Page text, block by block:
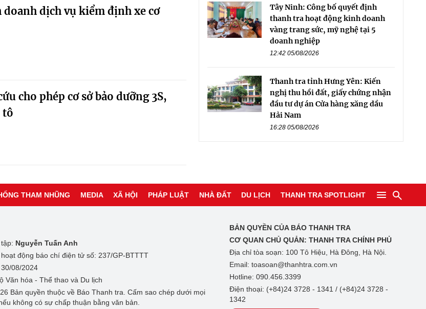
dịch vụ kiểm định xe cơ
cho phép cơ sở bảo dưỡng 3S,
tô
Tây Ninh: Công bố quyết định
thanh tra hoạt động kinh doanh
vàng trang sức, mỹ nghệ tại 5
doanh nghiệp
12:42 05/08/2026
Thanh tra tỉnh Hưng Yên: Kiến
nghị thu hồi đất, giấy chứng nhận
đầu tư dự án Cửa hàng xăng dầu
Hải Nam
16:28 05/08/2026
THAM NHŨNG MEDIA XÃ HỘI PHÁP LUẬT NHÀ ĐẤT DU LỊCH THANH TRA SPOTLIGHT
Nguyễn Tuấn Anh
động báo chí điện tử số: 237/GP-BTTTT
08/2024
Văn hóa - Thể thao và Du lịch
Bản quyền thuộc về Báo Thanh tra. Cấm sao chép dưới mọi
không có sự chấp thuận bằng văn bản.
BẢN QUYỀN CỦA BÁO THANH TRA
CƠ QUAN CHỦ QUẢN: THANH TRA CHÍNH PHỦ
Địa chỉ tòa soạn: 100 Tô Hiệu, Hà Đông, Hà Nội.
Email: toasoan@thanhtra.com.vn
Hotline: 090.456.3399
Điện thoại: (+84)24 3728 - 1341 / (+84)24 3728 -
1342